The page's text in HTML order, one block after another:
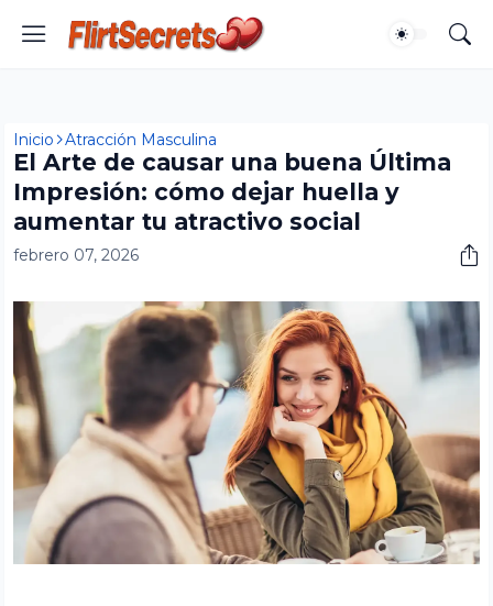
Inicio Atracción Masculina
El Arte de causar una buena Última
Impresión: cómo dejar huella y
aumentar tu atractivo social
febrero 07, 2026